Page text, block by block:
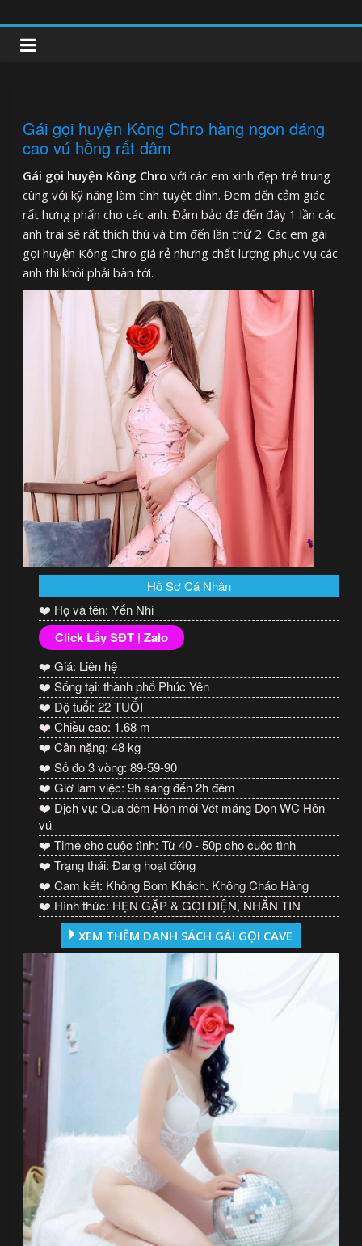
to
content
clipnonglive.com
Gái gọi huyện Kông Chro hàng ngon dáng
cao vú hồng rất dâm
Gái gọi huyện Kông Chro với các em xinh đẹp trẻ trung
cùng với kỹ năng làm tình tuyệt đỉnh. Đem đến cảm giác
rất hưng phấn cho các anh. Đảm bảo đã đến đây 1 lần các
anh trai sẽ rất thích thú và tìm đến lần thứ 2. Các em gái
gọi huyện Kông Chro giá rẻ nhưng chất lượng phục vụ các
anh thì khỏi phải bàn tới.
Hồ Sơ Cá Nhân
❤️ Họ và tên: Yến Nhi
Click Lấy SĐT | Zalo
❤️ Giá: Liên hệ
❤️ Sống tại: thành phố Phúc Yên
❤️ Độ tuổi: 22 TUỔI
❤️ Chiều cao: 1.68 m
❤️ Cân nặng: 48 kg
❤️ Số đo 3 vòng: 89-59-90
❤️ Giờ làm việc: 9h sáng đến 2h đêm
❤️ Dịch vụ: Qua đêm Hôn môi Vét máng Dọn WC Hôn
vú
❤️ Time cho cuộc tình: Từ 40 - 50p cho cuộc tình
❤️ Trạng thái: Đang hoạt động
❤️ Cam kết: Không Bom Khách. Không Cháo Hàng
❤️ Hình thức: HẸN GẶP & GỌI ĐIỆN, NHẮN TIN
XEM THÊM DANH SÁCH GÁI GỌI CAVE